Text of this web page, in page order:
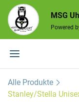
MSG
Powered
Alle Produkte
Stanley/Stella